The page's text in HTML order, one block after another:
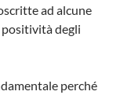
ad alcune
positività degli
perché